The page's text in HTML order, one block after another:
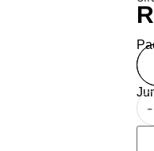
-